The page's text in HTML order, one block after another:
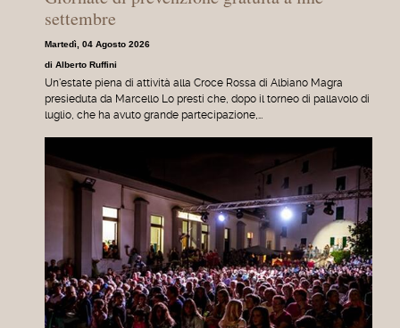
settembre
Martedì, 04 Agosto 2026
di Alberto Ruffini
Un'estate piena di attività alla Croce Rossa di Albiano Magra
presieduta da Marcello Lo presti che, dopo il torneo di pallavolo di
luglio, che ha avuto grande partecipazione,…